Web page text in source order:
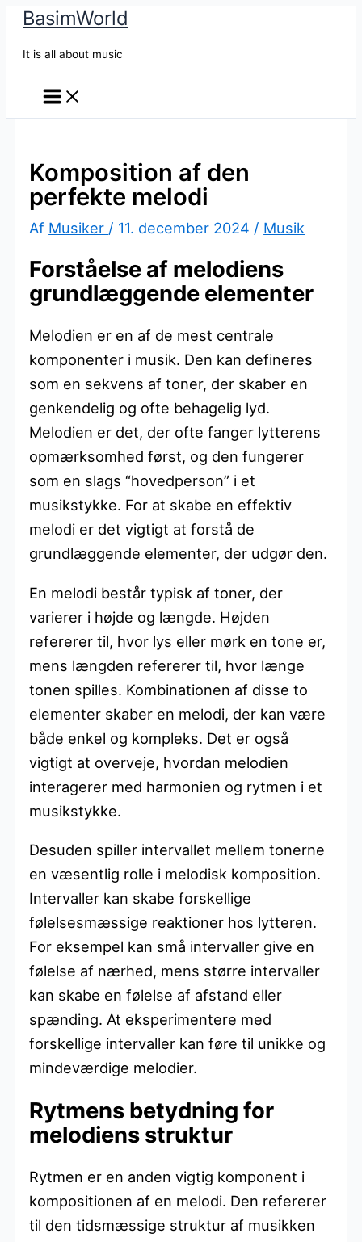
BasimWorld
It is all about music
Komposition af den
perfekte melodi
Af Musiker / 11. december 2024 / Musik
Forståelse af melodiens
grundlæggende elementer
Melodien er en af de mest centrale
komponenter i musik. Den kan defineres
som en sekvens af toner, der skaber en
genkendelig og ofte behagelig lyd.
Melodien er det, der ofte fanger lytterens
opmærksomhed først, og den fungerer
som en slags “hovedperson” i et
musikstykke. For at skabe en effektiv
melodi er det vigtigt at forstå de
grundlæggende elementer, der udgør den.
En melodi består typisk af toner, der
varierer i højde og længde. Højden
refererer til, hvor lys eller mørk en tone er,
mens længden refererer til, hvor længe
tonen spilles. Kombinationen af disse to
elementer skaber en melodi, der kan være
både enkel og kompleks. Det er også
vigtigt at overveje, hvordan melodien
interagerer med harmonien og rytmen i et
musikstykke.
Desuden spiller intervallet mellem tonerne
en væsentlig rolle i melodisk komposition.
Intervaller kan skabe forskellige
følelsesmæssige reaktioner hos lytteren.
For eksempel kan små intervaller give en
følelse af nærhed, mens større intervaller
kan skabe en følelse af afstand eller
spænding. At eksperimentere med
forskellige intervaller kan føre til unikke og
mindeværdige melodier.
Rytmens betydning for
melodiens struktur
Rytmen er en anden vigtig komponent i
kompositionen af en melodi. Den refererer
til den tidsmæssige struktur af musikken